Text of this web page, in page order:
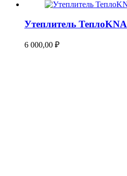
Утеплитель
6 000,00 ₽